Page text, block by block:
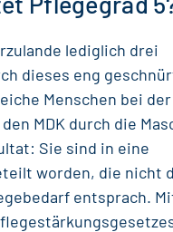
lediglich drei
dieses eng
Menschen bei der
MDK durch die
Sie sind in eine
worden, die nicht
entsprach.